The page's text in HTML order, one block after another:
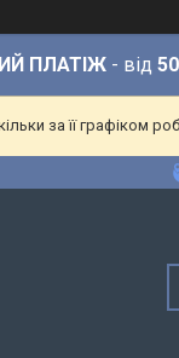
ПЛАТІЖ - від
за її графіком